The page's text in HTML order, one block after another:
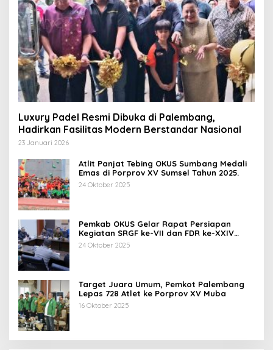
Luxury Padel Resmi Dibuka di Palembang,
Hadirkan Fasilitas Modern Berstandar Nasional
23 Januari 2026
Atlit Panjat Tebing OKUS Sumbang Medali
Emas di Porprov XV Sumsel Tahun 2025.
24 Oktober 2025
Pemkab OKUS Gelar Rapat Persiapan
Kegiatan SRGF ke-VII dan FDR ke-XXIV
Tahun 2025
24 Oktober 2025
Target Juara Umum, Pemkot Palembang
Lepas 728 Atlet ke Porprov XV Muba
16 Oktober 2025